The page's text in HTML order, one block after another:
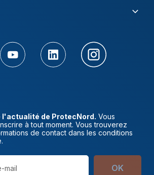
l'actualité de ProtecNord. Vous
à tout moment. Vous trouverez
de contact dans les conditions
OK